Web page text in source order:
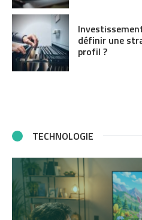
définir une
profil ?
TECHNOLOGIE